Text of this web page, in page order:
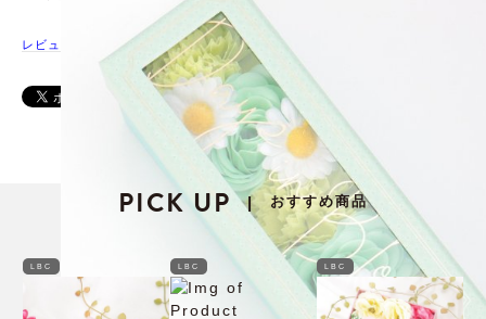
レビューを書く
PICK UP | おすすめ商品
LBC LBC LBC